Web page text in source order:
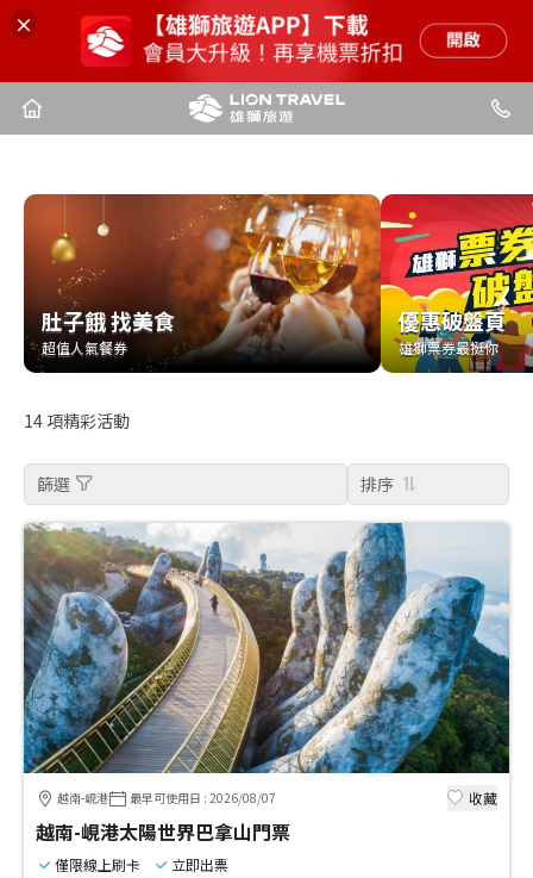
肚子餓 找美食
超值人氣餐券
肚子餓 找美食
超值人氣餐券
優惠破盤頁
雄獅票券最挺你
優惠破盤頁
雄獅票券最挺你
14 項精彩活動
篩選 排序
越南-峴港 最早可使用日 : 2026/08/07 收藏
越南-峴港太陽世界巴拿山門票
僅限線上刷卡 立即出票